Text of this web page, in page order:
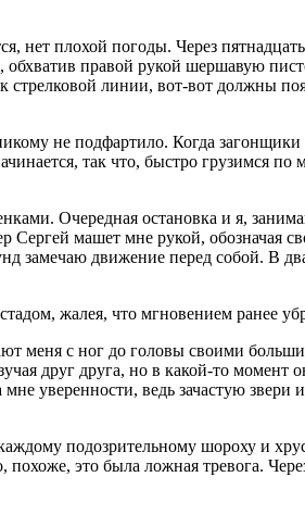
плохой погоды. Через
правой рукой шершавую
стрелковой линии, вот-вот должны
не подфартило. Когда
так что, быстро грузимся по
Очередная остановка и я,
машет мне рукой, обозначая
замечаю движение перед собой. В
жалея, что мгновением ранее
меня с ног до головы своими
друг друга, но в какой-то момент
уверенности, ведь зачастую
подозрительному шороху и
похоже, это была ложная тревога.